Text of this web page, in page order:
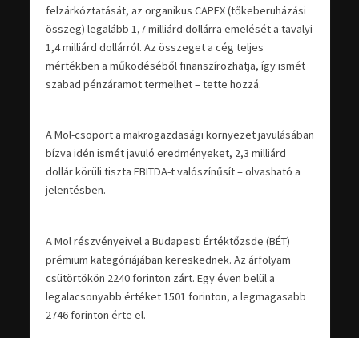
felzárkóztatását, az organikus CAPEX (tőkeberuházási
összeg) legalább 1,7 milliárd dollárra emelését a tavalyi
1,4 milliárd dollárról. Az összeget a cég teljes
mértékben a működéséből finanszírozhatja, így ismét
szabad pénzáramot termelhet – tette hozzá.
A Mol-csoport a makrogazdasági környezet javulásában
bízva idén ismét javuló eredményeket, 2,3 milliárd
dollár körüli tiszta EBITDA-t valószínűsít – olvasható a
jelentésben.
A Mol részvényeivel a Budapesti Értéktőzsde (BÉT)
prémium kategóriájában kereskednek. Az árfolyam
csütörtökön 2240 forinton zárt. Egy éven belül a
legalacsonyabb értéket 1501 forinton, a legmagasabb
2746 forinton érte el.